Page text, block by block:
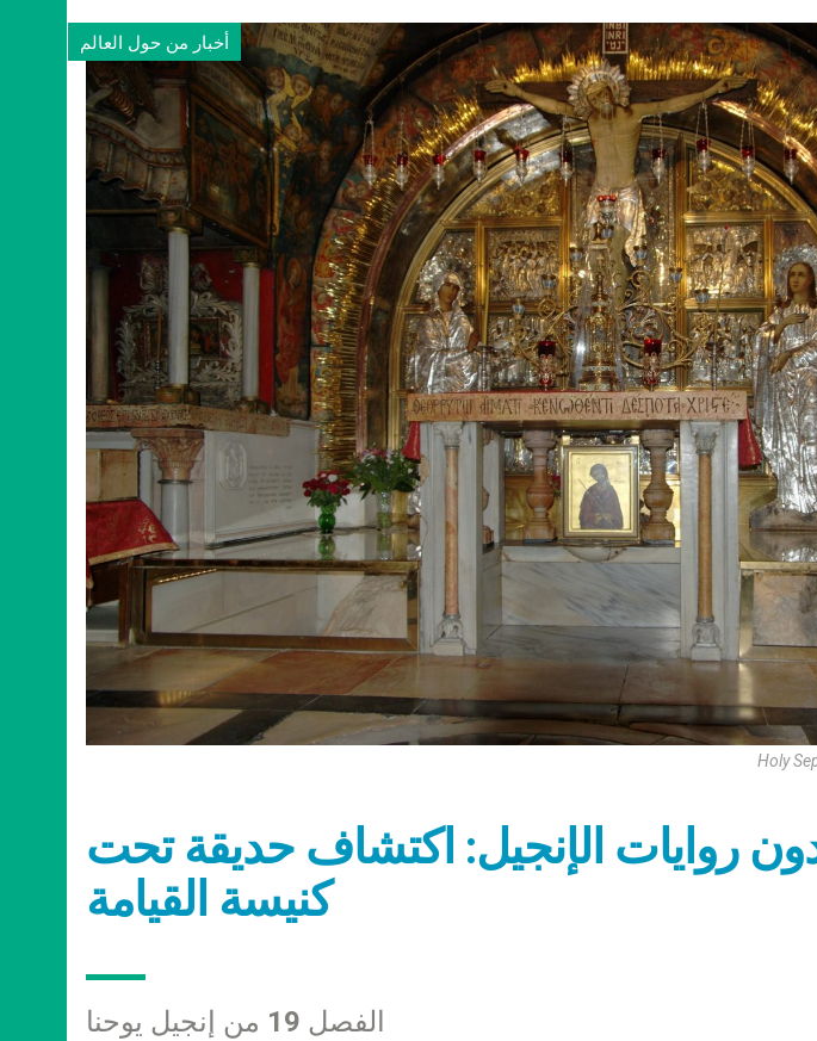
أخبار من حول العالم
Holy
روايات الإنجيل: اكتشاف حديقة تحت
كنيسة القيامة
الفصل 19 من إنجيل يوحنا